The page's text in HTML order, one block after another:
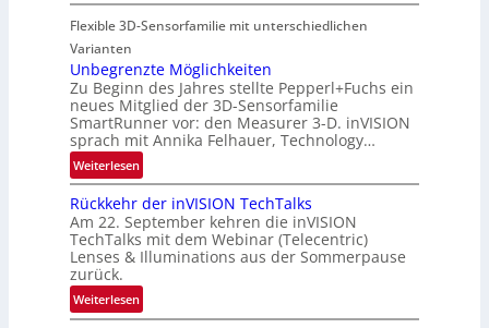
f
t
-
u
n
d
R
a
u
m
f
a
h
r
t
t
n
P
a
t
n
e
r
s
c
h
a
f
t
i
Flexible 3D-Sensorfamilie mit unterschiedlichen
Varianten
Unbegrenzte Möglichkeiten
Zu Beginn des Jahres stellte Pepperl+Fuchs ein
neues Mitglied der 3D-Sensorfamilie
SmartRunner vor: den Measurer 3-D. inVISION
sprach mit Annika Felhauer, Technology…
Weiterlesen:
U
n
b
e
g
r
e
Rückkehr der inVISION TechTalks
Am 22. September kehren die inVISION
TechTalks mit dem Webinar (Telecentric)
Lenses & Illuminations aus der Sommerpause
zurück.
Weiterlesen:
R